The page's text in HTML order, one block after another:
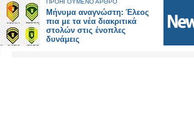
ΠΡΟΗΓΟΥΜΕΝΟ ΑΡΘΡΟ
Μήνυμα αναγνώστη: Έλεος
πια με τα νέα διακριτικά
στολών στις ένοπλες
δυνάμεις